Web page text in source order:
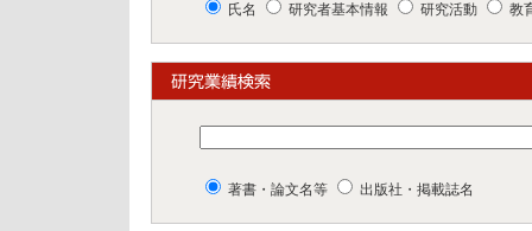
氏名 研究者基本情報 研究活動 教
著書・論文名等 出版社・掲載誌名